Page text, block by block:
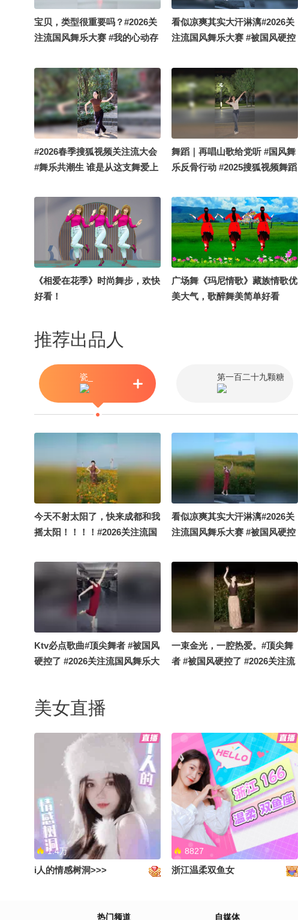
宝贝，类型很重要吗？#2026关
注流国风舞乐大赛 #我的心动存
看似凉爽其实大汗淋漓#2026关
注流国风舞乐大赛 #被国风硬控
#2026春季搜狐视频关注流大会
#舞乐共潮生 谁是从这支舞爱上
舞蹈｜再唱山歌给党听 #国风舞
乐反骨行动 #2025搜狐视频舞蹈
《相爱在花季》时尚舞步，欢快
好看！
广场舞《玛尼情歌》藏族情歌优
美大气，歌醉舞美简单好看
推荐出品人
瓷_ 第一百二十九颗糖
今天不射太阳了，快来成都和我
摇太阳！！！！#2026关注流国
尖舞者
看似凉爽其实大汗淋漓#2026关
注流国风舞乐大赛 #被国风硬控
Ktv必点歌曲#顶尖舞者 #被国风
硬控了 #2026关注流国风舞乐大
一束金光，一腔热爱。#顶尖舞
者 #被国风硬控了 #2026关注流
下班停好车顺便就跳一段吧#顶
尖舞者 #被国风硬控了 #2026关
注流国风舞乐大赛
#顶尖舞者 #被国风硬控了
#2026关注流国风舞乐大赛
美女直播
1.4万
i人的情感树洞>>>
8827
浙江温柔双鱼女
热门频道 自媒体